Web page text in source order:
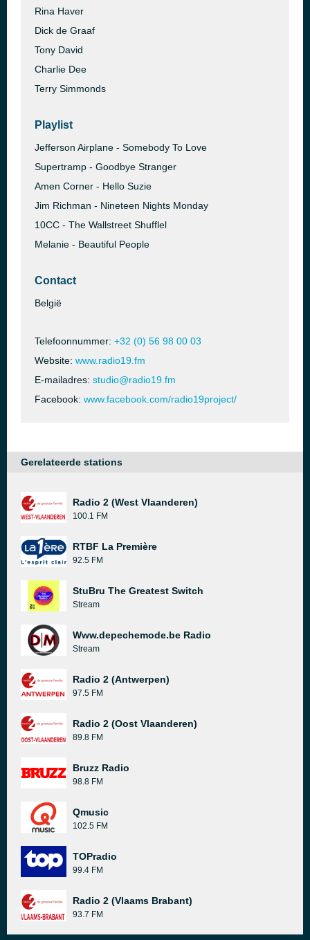
Rina Haver
Dick de Graaf
Tony David
Charlie Dee
Terry Simmonds
Playlist
Jefferson Airplane - Somebody To Love
Supertramp - Goodbye Stranger
Amen Corner - Hello Suzie
Jim Richman - Nineteen Nights Monday
10CC - The Wallstreet Shufflel
Melanie - Beautiful People
Contact
België
Telefoonnummer: +32 (0) 56 98 00 03
Website: www.radio19.fm
E-mailadres: studio@radio19.fm
Facebook: www.facebook.com/radio19project/
Gerelateerde stations
Radio 2 (West Vlaanderen)
100.1 FM
RTBF La Première
92.5 FM
StuBru The Greatest Switch
Stream
Www.depechemode.be Radio
Stream
Radio 2 (Antwerpen)
97.5 FM
Radio 2 (Oost Vlaanderen)
89.8 FM
Bruzz Radio
98.8 FM
Qmusic
102.5 FM
TOPradio
99.4 FM
Radio 2 (Vlaams Brabant)
93.7 FM